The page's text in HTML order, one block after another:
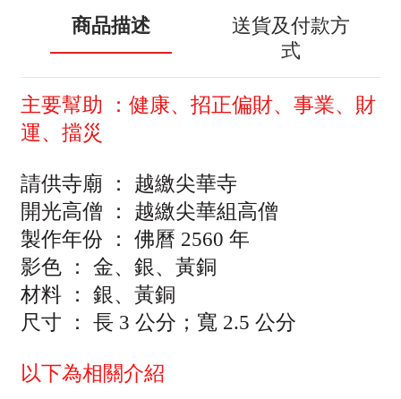
商品描述
送貨及付款方
式
主要幫助
：健康、招正偏財、事業、財
運、擋災
請供寺廟 ：
越繳尖華寺
開光高僧
：
越繳尖華組高僧
製作年份
： 佛曆 2560 年
影色
：
金、銀、黃銅
材料
：
銀、黃銅
尺寸
： 長 3 公分；寬 2.5 公分
以下為相關介紹